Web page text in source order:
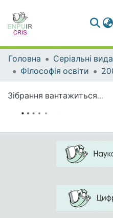
Головна
Філософія освіти
Зібрання вантажиться...